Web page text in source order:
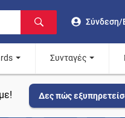
Σύνδεση/
Συνταγές
Δες πώς